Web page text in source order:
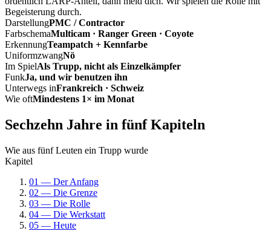
Begeisterung durch.
DarstellungPMC / Contractor
FarbschemaMulticam · Ranger Green · Coyote
ErkennungTeampatch + Kennfarbe
UniformzwangNö
Im SpielAls Trupp, nicht als Einzelkämpfer
FunkJa, und wir benutzen ihn
Unterwegs inFrankreich · Schweiz
Wie oftMindestens 1× im Monat
Sechzehn Jahre in fünf Kapiteln
Wie aus fünf Leuten ein Trupp wurde
Kapitel
01 — Der Anfang
02 — Die Grenze
03 — Die Rolle
04 — Die Werkstatt
05 — Heute